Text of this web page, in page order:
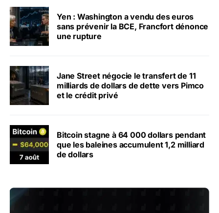
Yen : Washington a vendu des euros
sans prévenir la BCE, Francfort dénonce
une rupture
Jane Street négocie le transfert de 11
milliards de dollars de dette vers Pimco
et le crédit privé
Bitcoin stagne à 64 000 dollars pendant
que les baleines accumulent 1,2 milliard
de dollars